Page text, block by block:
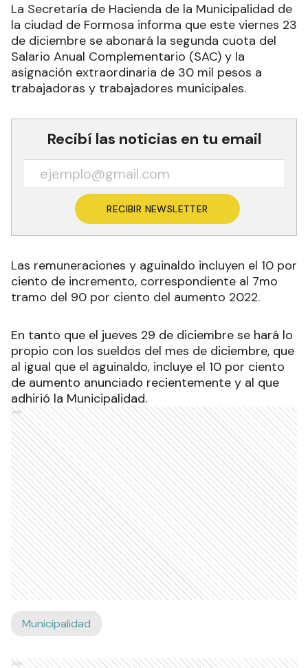
La Secretaría de Hacienda de la Municipalidad de
la ciudad de Formosa informa que este viernes 23
de diciembre se abonará la segunda cuota del
Salario Anual Complementario (SAC) y la
asignación extraordinaria de 30 mil pesos a
trabajadoras y trabajadores municipales.
Recibí las noticias en tu email
RECIBIR NEWSLETTER
Las remuneraciones y aguinaldo incluyen el 10 por
ciento de incremento, correspondiente al 7mo
tramo del 90 por ciento del aumento 2022.
En tanto que el jueves 29 de diciembre se hará lo
propio con los sueldos del mes de diciembre, que
al igual que el aguinaldo, incluye el 10 por ciento
de aumento anunciado recientemente y al que
adhirió la Municipalidad.
Ads
Municipalidad
Ads